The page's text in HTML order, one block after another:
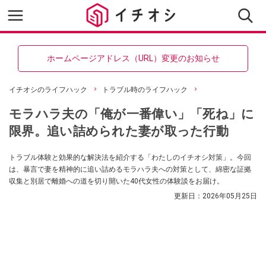
ホームページアドレス（URL）変更のお知らせ
イチオシのライフハック トラブル時のライフハック
モラハラ夫の「俺が一番偉い」「死ね」に
限界。追い詰められた妻が取った行動
トラブル体験と効果的な解決法を紹介する「わたしのイチオシ対策」。今回
は、暴言で妻を精神的に追い詰めるモラハラ夫への対策として、綿密な証拠
収集と別居で離婚への道を切り開いた40代女性の体験談をお届け。
更新日： 2026年05月25日